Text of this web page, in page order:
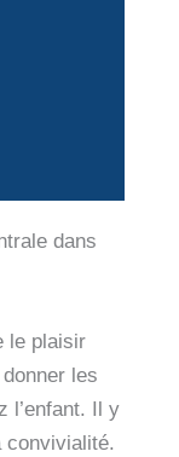
dans
le plaisir
les
l’enfant. Il y
convivialité.